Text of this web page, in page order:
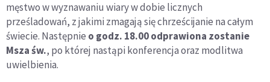
męstwo w wyznawaniu wiary w dobie licznych
prześladowań, z jakimi zmagają się chrześcijanie na całym
świecie. Następnie o godz. 18.00 odprawiona zostanie
Msza św., po której nastąpi konferencja oraz modlitwa
uwielbienia.